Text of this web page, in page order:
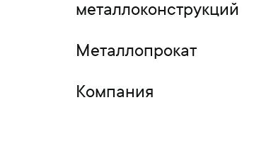
металлоконструкций
Металлопрокат
Компания